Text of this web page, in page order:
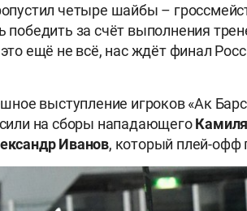
четыре шайбы –
победить за счёт выполнения
ещё не всё, нас ждёт финал
выступление игроков «Ак
на сборы нападающего
Иванов, который плей-офф